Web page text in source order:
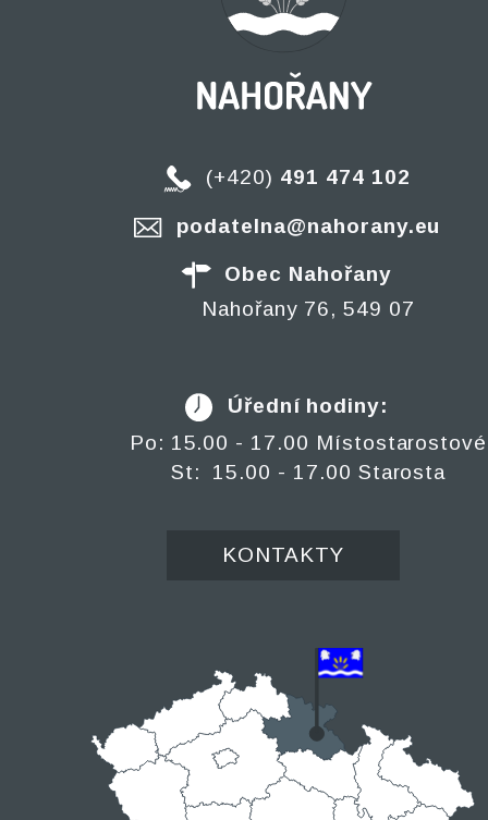
(+420) 491 474 102
podatelna@nahorany.eu
Obec Nahořany
Nahořany 76, 549 07
Úřední hodiny:
Po: 15.00 - 17.00 Místostarostové
St: 15.00 - 17.00 Starosta
KONTAKTY